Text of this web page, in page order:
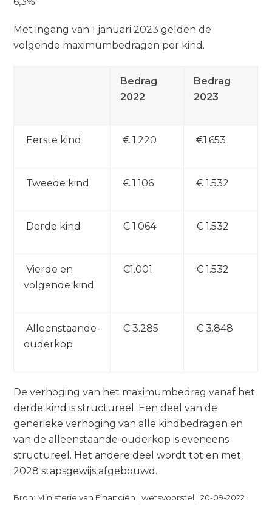
Met ingang van 1 januari 2023 gelden de
volgende maximumbedragen per kind.
Bedrag
2022
Bedrag
2023
Eerste kind € 1.220 €1.653
Tweede kind € 1.106 € 1.532
Derde kind € 1.064 € 1.532
Vierde en
volgende kind
€1.001 € 1.532
Alleenstaande-
ouderkop
€ 3.285 € 3.848
De verhoging van het maximumbedrag vanaf het
derde kind is structureel. Een deel van de
generieke verhoging van alle kindbedragen en
van de alleenstaande-ouderkop is eveneens
structureel. Het andere deel wordt tot en met
2028 stapsgewijs afgebouwd.
Bron: Ministerie van Financiën | wetsvoorstel | 20-09-2022